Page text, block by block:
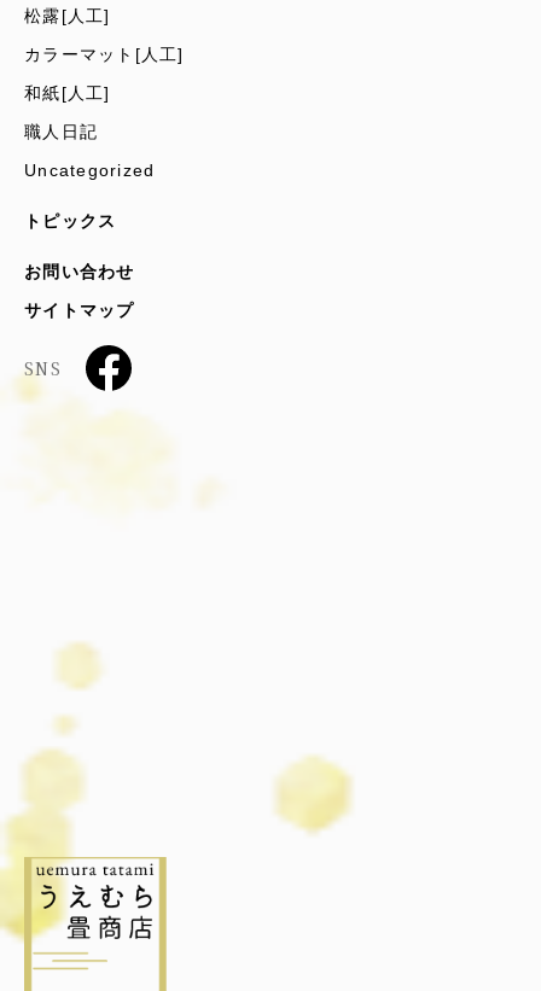
松露[人工]
カラーマット[人工]
和紙[人工]
職人日記
Uncategorized
トピックス
お問い合わせ
サイトマップ
SNS